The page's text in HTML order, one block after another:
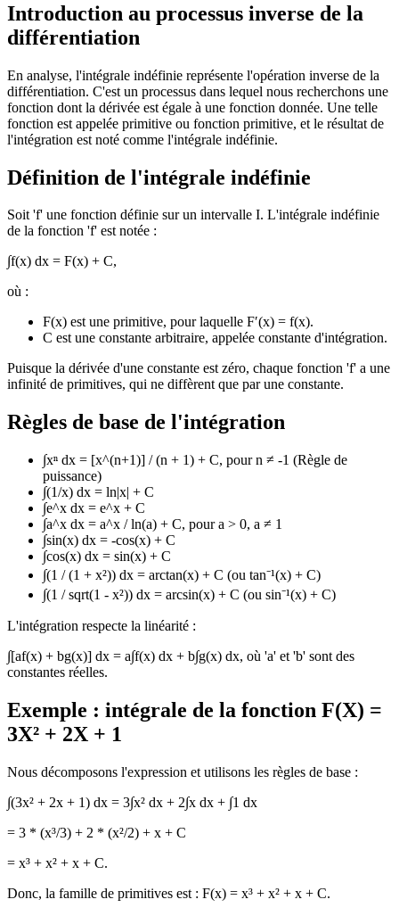
Introduction au processus inverse de la
différentiation
En analyse, l'intégrale indéfinie représente l'opération inverse de la
différentiation. C'est un processus dans lequel nous recherchons une
fonction dont la dérivée est égale à une fonction donnée. Une telle
fonction est appelée primitive ou fonction primitive, et le résultat de
l'intégration est noté comme l'intégrale indéfinie.
Définition de l'intégrale indéfinie
Soit 'f' une fonction définie sur un intervalle I. L'intégrale indéfinie
de la fonction 'f' est notée :
∫f(x) dx = F(x) + C,
où :
F(x) est une primitive, pour laquelle F′(x) = f(x).
C est une constante arbitraire, appelée constante d'intégration.
Puisque la dérivée d'une constante est zéro, chaque fonction 'f' a une
infinité de primitives, qui ne diffèrent que par une constante.
Règles de base de l'intégration
∫xⁿ dx = [x^(n+1)] / (n + 1) + C, pour n ≠ -1 (Règle de
puissance)
∫(1/x) dx = ln|x| + C
∫e^x dx = e^x + C
∫a^x dx = a^x / ln(a) + C, pour a > 0, a ≠ 1
∫sin(x) dx = -cos(x) + C
∫cos(x) dx = sin(x) + C
∫(1 / (1 + x²)) dx = arctan(x) + C (ou tan⁻¹(x) + C)
∫(1 / sqrt(1 - x²)) dx = arcsin(x) + C (ou sin⁻¹(x) + C)
L'intégration respecte la linéarité :
∫[af(x) + bg(x)] dx = a∫f(x) dx + b∫g(x) dx, où 'a' et 'b' sont des
constantes réelles.
Exemple : intégrale de la fonction F(X) =
3X² + 2X + 1
Nous décomposons l'expression et utilisons les règles de base :
∫(3x² + 2x + 1) dx = 3∫x² dx + 2∫x dx + ∫1 dx
= 3 * (x³/3) + 2 * (x²/2) + x + C
= x³ + x² + x + C.
Donc, la famille de primitives est : F(x) = x³ + x² + x + C.